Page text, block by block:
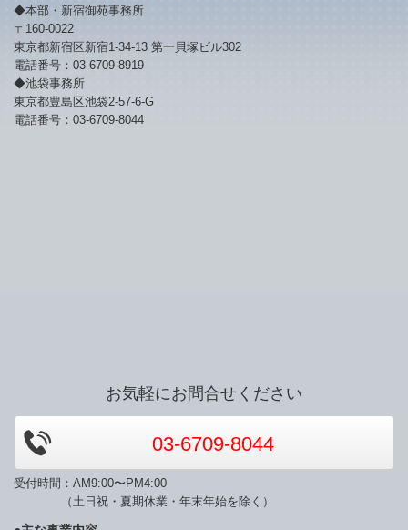
◆本部・新宿御苑事務所
〒160-0022
東京都新宿区新宿1-34-13 第一貝塚ビル302
電話番号：03-6709-8919
◆池袋事務所
東京都豊島区池袋2-57-6-G
電話番号：03-6709-8044
お気軽にお問合せください
03-6709-8044
受付時間：AM9:00〜PM4:00
（土日祝・夏期休業・年末年始を除く）